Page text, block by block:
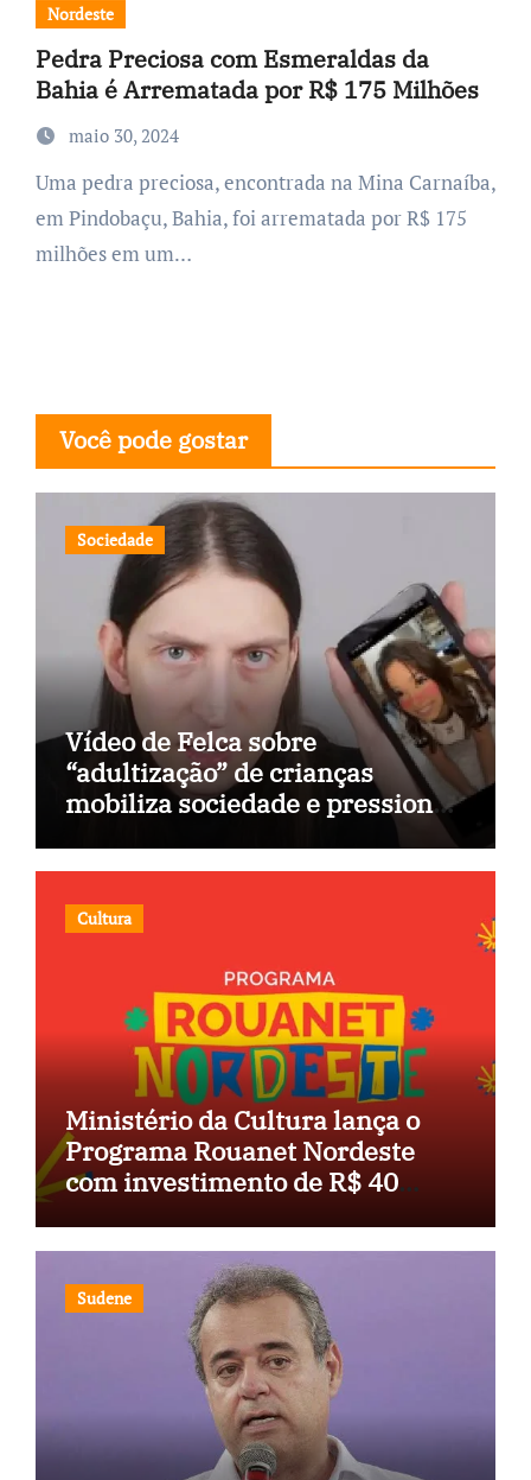
Nordeste
Pedra Preciosa com Esmeraldas da
Bahia é Arrematada por R$ 175 Milhões
maio 30, 2024
Uma pedra preciosa, encontrada na Mina Carnaíba,
em Pindobaçu, Bahia, foi arrematada por R$ 175
milhões em um…
Você pode gostar
Sociedade
Vídeo de Felca sobre
“adultização” de crianças
mobiliza sociedade e pressiona
Cultura
Ministério da Cultura lança o
Programa Rouanet Nordeste
com investimento de R$ 40
Sudene